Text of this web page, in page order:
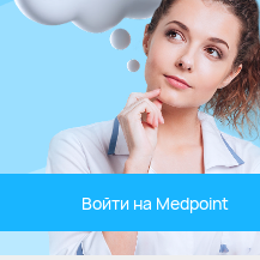
Войти на Medpoint